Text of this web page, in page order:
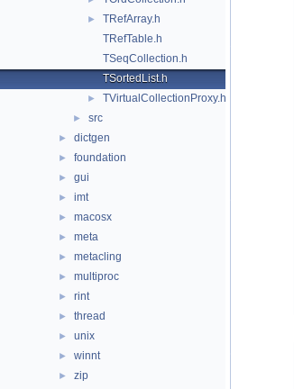
►
TRefArray.h
TRefTable.h
TSeqCollection.h
TSortedList.h
► TVirtualCollectionProxy.h
► src
► dictgen
► foundation
► gui
► imt
► macosx
► meta
► metacling
► multiproc
► rint
► thread
► unix
► winnt
► zip